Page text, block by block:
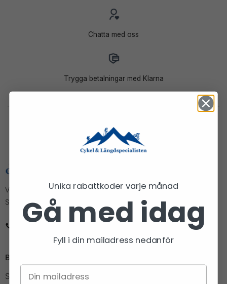
Chatta med oss
Trygga betalningar med Klarna
Vi är den lilla cykel och längdbutiken med den stora kunskapen.
Stolt partner åt Vasaloppet och Vansbrosimningen.
Butiken i Falun
Slaggatan 11
Unika rabattkoder varje månad
Gå med idag
Fyll i din mailadress nedanför